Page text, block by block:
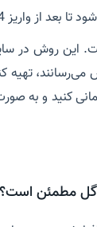
را برای تایید شارژ ارسال کنید.
این روش در
تهیه
کنید و به
مطمئن